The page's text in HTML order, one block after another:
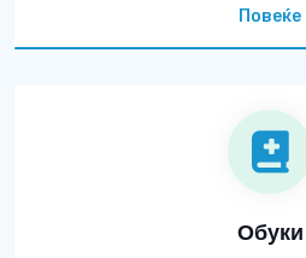
Повеќе
Обуки